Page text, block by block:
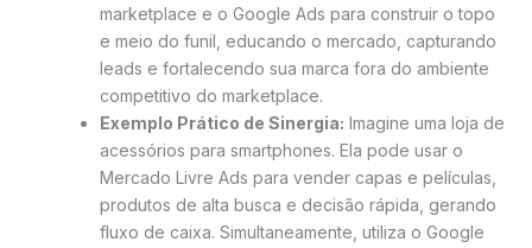
marketplace e o Google Ads para construir o topo
e meio do funil, educando o mercado, capturando
leads e fortalecendo sua marca fora do ambiente
competitivo do marketplace.
Exemplo Prático de Sinergia: Imagine uma loja de
acessórios para smartphones. Ela pode usar o
Mercado Livre Ads para vender capas e películas,
produtos de alta busca e decisão rápida, gerando
fluxo de caixa. Simultaneamente, utiliza o Google